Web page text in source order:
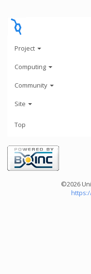
Project
Computing
Community
Site
Top
©2026